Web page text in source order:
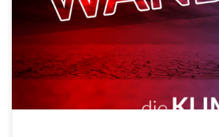
Grünen mit Bezug auf die Ursachen der
Bundestagswahl 2021